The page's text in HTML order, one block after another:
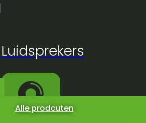
Alle prodcuten
Luidsprekers